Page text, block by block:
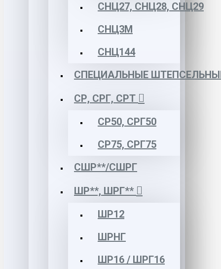
СНЦ27, СНЦ28, СНЦ29
СНЦ3М
СНЦ144
СПЕЦИАЛЬНЫЕ
СР, СРГ, СРТ
СР50, СРГ50
СР75, СРГ75
СШР**/СШРГ
ШР**, ШРГ**
ШР12
ШРНГ
ШР16 / ШРГ16